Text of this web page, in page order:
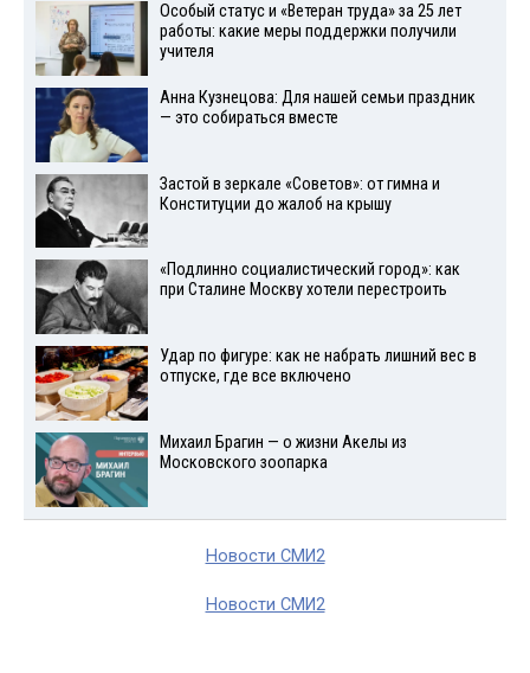
Особый статус и «Ветеран труда» за 25 лет
работы: какие меры поддержки получили
учителя
Анна Кузнецова: Для нашей семьи праздник
— это собираться вместе
Застой в зеркале «Советов»: от гимна и
Конституции до жалоб на крышу
«Подлинно социалистический город»: как
при Сталине Москву хотели перестроить
Удар по фигуре: как не набрать лишний вес в
отпуске, где все включено
Михаил Брагин — о жизни Акелы из
Московского зоопарка
Новости СМИ2
Новости СМИ2